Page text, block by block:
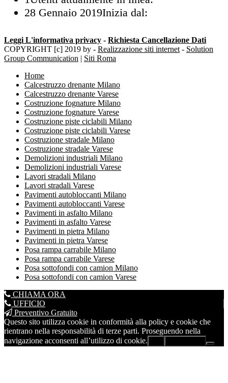
28 Gennaio 2019Inizia dal:
Leggi L'informativa privacy - Richiesta Cancellazione Dati
COPYRIGHT [c] 2019 by - Realizzazione siti internet - Solution
Group Communication | Siti Roma
Home
Calcestruzzo drenante Milano
Calcestruzzo drenante Varese
Costruzione fognature Milano
Costruzione fognature Varese
Costruzione piste ciclabili Milano
Costruzione piste ciclabili Varese
Costruzione stradale Milano
Costruzione stradale Varese
Demolizioni industriali Milano
Demolizioni industriali Varese
Lavori stradali Milano
Lavori stradali Varese
Pavimenti autobloccanti Milano
Pavimenti autobloccanti Varese
Pavimenti in asfalto Milano
Pavimenti in asfalto Varese
Pavimenti in pietra Milano
Pavimenti in pietra Varese
Posa rampa carrabile Milano
Posa rampa carrabile Varese
Posa sottofondi con camion Milano
Posa sottofondi con camion Varese
CHIAMA ORA
UFFICIO
Preventivo Gratuito
Questo sito utilizza cookie in conformità alla policy e cookie che
rientrano nella responsabilità di terze parti. Proseguendo nella
navigazione acconsenti all’utilizzo di cookie.